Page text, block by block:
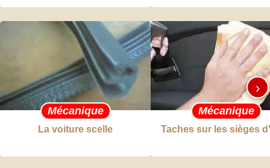
Mécanique
La voiture scelle
Mécanique
Taches sur les sièges
›